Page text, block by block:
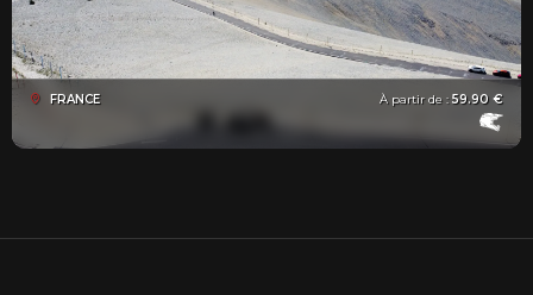
FRANCE À partir de :59.90 €